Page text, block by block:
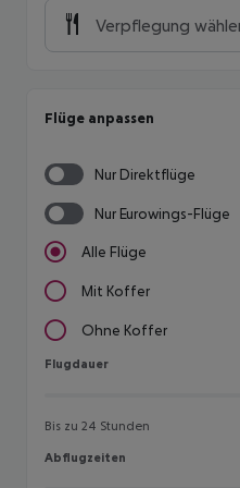
Verpflegung
Flüge anpassen
Nur Direktflüge
Nur Eurowings-Flüge
Alle Flüge
Mit Koffer
Ohne Koffer
Flugdauer
Flugdauer
Bis zu 24 Stunden
Abflugzeiten
Abflugzeiten